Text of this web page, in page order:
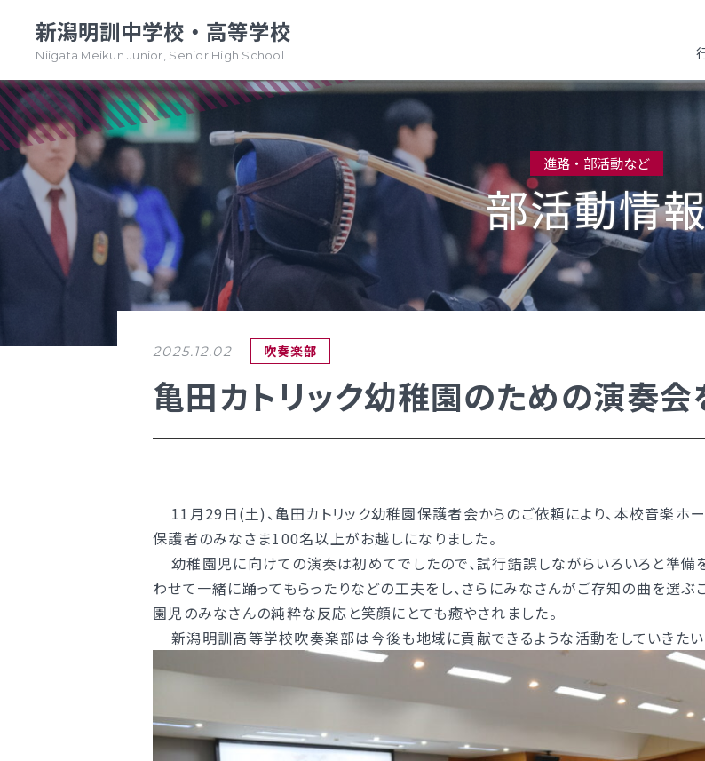
新潟明訓中学校・高等学校
Niigata Meikun Junior, Senior High School
TOPページ
新潟明訓中学校
教育方針
中高一貫グランドデザイン
明訓の学び GSC
学校案内
（デジタルパンフ）
入試情報
募集要項・
入学検査実施状況
学
明訓の学び（カリキュラムポリシー）
施設紹介
今月の予定
よくある質問
教員募集
明訓同窓会
MEIKUNサポート（ご支援のお願い）
TOPページ
新潟明訓高等学校
教育方針
明訓について
学校案内
明訓の学び GSC
入学案内
インターネット出願
募集要項
入試日程・手続き文書
高校オープンスクール
進
学校案内
新着情報
明訓の学び（カリキュラムポリシー）
施設紹介
今月の予定
教員募集
進路・部活動など
部活動情
2025.12.02 吹奏楽部
亀田カトリック幼稚園のための演奏
11月29日(土)、亀田カトリック幼稚園保護者会からのご依頼により、本校音楽ホ
保護者のみなさま100名以上がお越しになりました。
幼稚園児に向けての演奏は初めてでしたので、試行錯誤しながらいろいろと準備
わせて一緒に踊ってもらったりなどの工夫をし、さらにみなさんがご存知の曲を選ぶ
園児のみなさんの純粋な反応と笑顔にとても癒やされました。
新潟明訓高等学校吹奏楽部は今後も地域に貢献できるような活動をしていきたい